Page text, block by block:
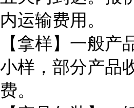
内运输费用。
【拿样】一般产
小样，部分产品
费。